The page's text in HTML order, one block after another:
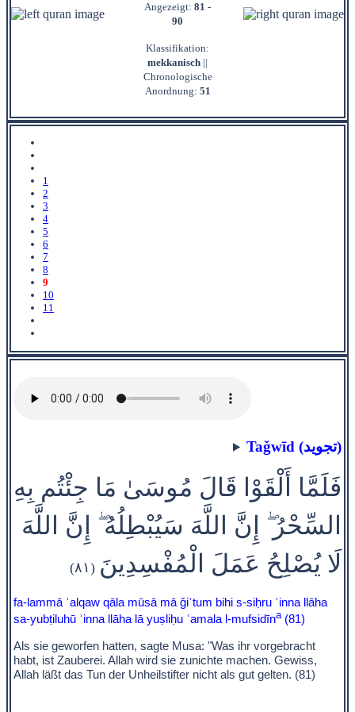
Angezeigt: 81 -
90
Klassifikation:
mekkanisch ||
Chronologische
Anordnung: 51
1
2
3
4
5
6
7
8
9
10
11
Taǧwīd (تجويد)
فَلَمَّا أَلْقَوْا قَالَ مُوسَىٰ مَا جِئْتُم بِهِ
السِّحْرُ ۖ إِنَّ اللَّهَ سَيُبْطِلُهُ ۖ إِنَّ اللَّهَ
لَا يُصْلِحُ عَمَلَ الْمُفْسِدِينَ (٨١)
fa-lammā ʾalqaw qāla mūsā mā ǧiʾtum bihi s-siḥru ʾinna llāha
sa-yubṭiluhū ʾinna llāha lā yuṣliḥu ʿamala l-mufsidīna(81)
Als sie geworfen hatten, sagte Musa: "Was ihr vorgebracht
habt, ist Zauberei. Allah wird sie zunichte machen. Gewiss,
Allah läßt das Tun der Unheilstifter nicht als gut gelten. (81)